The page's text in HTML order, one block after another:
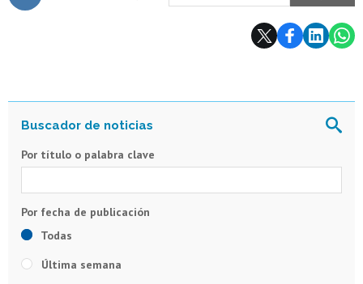
Por título o palabra clave
Todas
Última semana